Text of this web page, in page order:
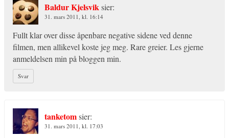
Baldur Kjelsviksier:
31. mars 2011, kl. 16:14
Fullt klar over disse åpenbare negative sidene ved denne
filmen, men allikevel koste jeg meg. Rare greier. Les gjerne
anmeldelsen min på bloggen min.
Svar
tanketomsier:
31. mars 2011, kl. 17:03